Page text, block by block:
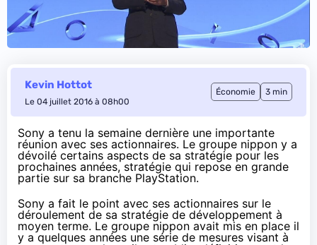
Kevin Hottot
Le 04 juillet 2016 à 08h00
Économie 3 min
Sony a tenu la semaine dernière une importante
réunion avec ses actionnaires. Le groupe nippon y a
dévoilé certains aspects de sa stratégie pour les
prochaines années, stratégie qui repose en grande
partie sur sa branche PlayStation.
Sony a fait le point avec ses actionnaires sur le
déroulement de sa stratégie de développement à
moyen terme. Le groupe nippon avait mis en place il
y a quelques années une série de mesures visant à